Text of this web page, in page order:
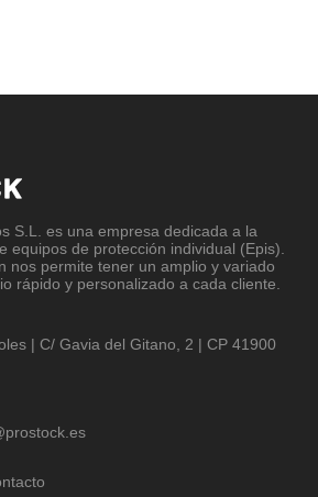
S.L. es una empresa dedicada a la
equipos de protección individual (Epis).
nos permite tener un amplio y variado
rápido y personalizado a cada cliente.
| C/ Gavia del Gitano, 2 | CP 41900